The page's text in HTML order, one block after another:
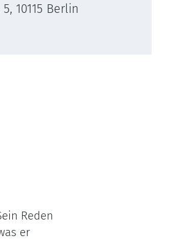
10115 Berlin
Reden
er